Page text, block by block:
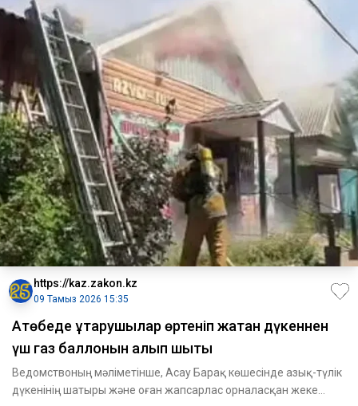
https://kaz.zakon.kz
09 Тамыз 2026 15:35
Ақтөбеде құтқарушылар өртеніп жатқан дүкеннен
үш газ баллонын алып шықты
Ведомствоның мәліметінше, Асау Барақ көшесінде азық-түлік
дүкенінің шатыры және оған жапсарлас орналасқан жеке